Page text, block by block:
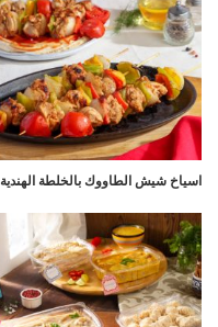
اسياخ شيش الطاووك بالخلطة الهندية